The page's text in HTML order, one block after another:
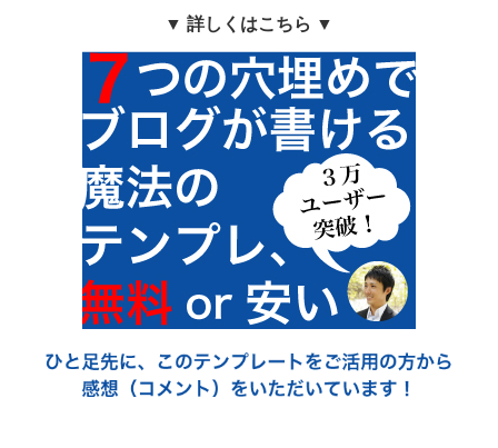
▼ 詳しくはこちら ▼